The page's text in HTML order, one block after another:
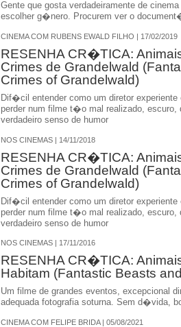
Gente que gosta verdadeiramente de
escolher g�nero. Procurem ver o
CINEMA COM RUBENS EWALD FILHO | 17/02/2019
RESENHA CR�TICA:
Crimes de Grandelwald
Crimes of Grandelwald)
Dif�cil entender como um diretor
perder num filme t�o mal realizado,
verdadeiro senso de humor
NOS CINEMAS | 14/11/2018
RESENHA CR�TICA:
Crimes de Grandelwald
Crimes of Grandelwald)
Dif�cil entender como um diretor
perder num filme t�o mal realizado,
verdadeiro senso de humor
NOS CINEMAS | 17/11/2016
RESENHA CR�TICA:
Habitam (Fantastic Beasts
Um filme de grandes eventos,
adequada fotografia soturna. Sem d�vida,
CINEMA COM FELIPE BRIDA | 05/08/2021